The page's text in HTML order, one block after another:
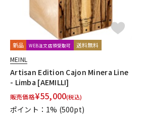
新品 WEB注文店頭受取可 送料無料
MEINL
Artisan Edition Cajon Minera Line
- Limba [AEMILLI]
販売価格¥55,000(税込)
ポイント：1% (500pt)